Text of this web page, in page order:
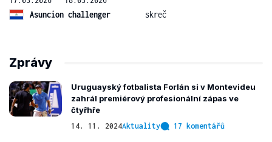
Asuncion challenger
skreč
Zprávy
Uruguayský fotbalista Forlán si v Montevideu
zahrál premiérový profesionální zápas ve
čtyřhře
14. 11. 2024Aktuality 17 komentářů